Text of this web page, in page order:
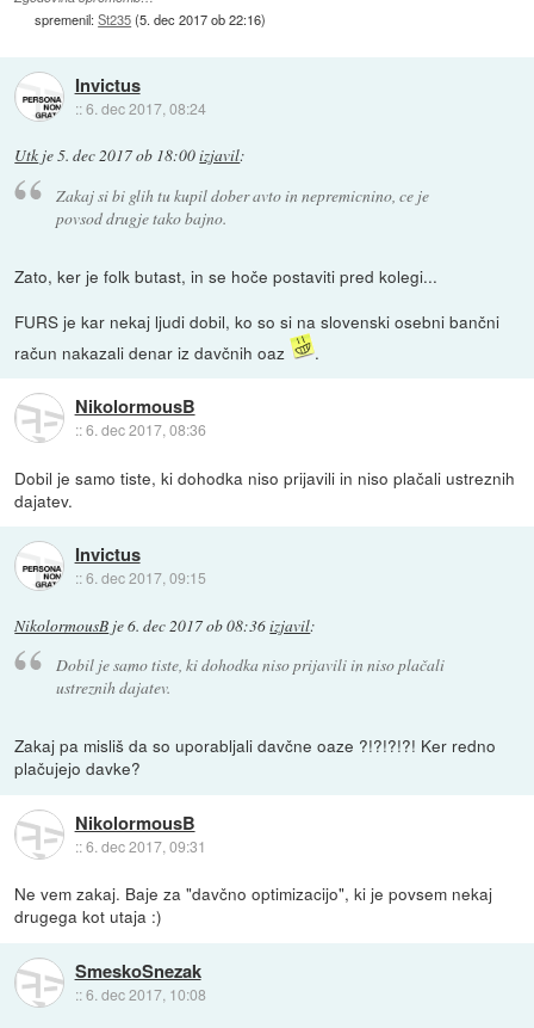
spremenil:St235(5. dec 2017 ob 22:16)
Invictus
::6. dec 2017, 08:24
Utk je5. dec 2017 ob 18:00izjavil:
Zakaj si bi glih tu kupil dober avto in nepremicnino, ce je
povsod drugje tako bajno.
Zato, ker je folk butast, in se hoče postaviti pred kolegi...
FURS je kar nekaj ljudi dobil, ko so si na slovenski osebni bančni
račun nakazali denar iz davčnih oaz
.
NikolormousB
::6. dec 2017, 08:36
Dobil je samo tiste, ki dohodka niso prijavili in niso plačali ustreznih
dajatev.
Invictus
::6. dec 2017, 09:15
NikolormousB je6. dec 2017 ob 08:36izjavil:
Dobil je samo tiste, ki dohodka niso prijavili in niso plačali
ustreznih dajatev.
Zakaj pa misliš da so uporabljali davčne oaze ?!?!?!?! Ker redno
plačujejo davke?
NikolormousB
::6. dec 2017, 09:31
Ne vem zakaj. Baje za "davčno optimizacijo", ki je povsem nekaj
drugega kot utaja :)
SmeskoSnezak
::6. dec 2017, 10:08